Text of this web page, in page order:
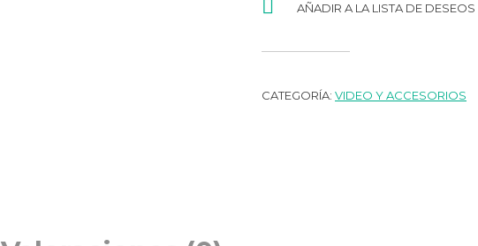
AÑADIR A LA LISTA DE DESEOS
CATEGORÍA: VIDEO Y ACCESORIOS